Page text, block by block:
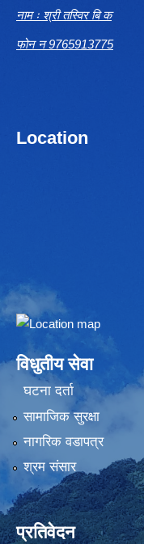
नाम ः श्री तस्विर बि क
फोन न 9765913775
Location
विधुतीय सेवा
घटना दर्ता
सामाजिक सुरक्षा
नागरिक वडापत्र
श्रम संसार
प्रतिवेदन